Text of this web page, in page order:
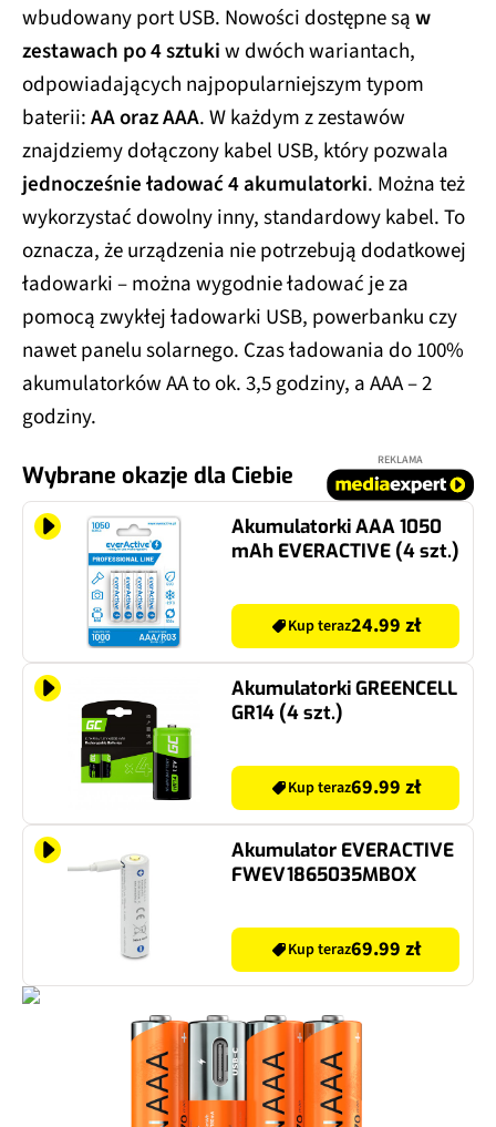
wbudowany port USB. Nowości dostępne sąw
zestawach po 4 sztukiw dwóch wariantach,
odpowiadających najpopularniejszym typom
baterii:AA oraz AAA. W każdym z zestawów
znajdziemy dołączony kabel USB, który pozwala
jednocześnie ładować 4 akumulatorki. Można też
wykorzystać dowolny inny, standardowy kabel. To
oznacza, że urządzenia nie potrzebują dodatkowej
ładowarki – można wygodnie ładować je za
pomocą zwykłej ładowarki USB, powerbanku czy
nawet panelu solarnego. Czas ładowania do 100%
akumulatorków AA to ok. 3,5 godziny, a AAA – 2
godziny.
Wybrane okazje dla Ciebie
REKLAMA
Akumulatorki AAA 1050
mAh EVERACTIVE (4 szt.)
Kup teraz24.99 zł
Akumulatorki GREENCELL
GR14 (4 szt.)
Kup teraz69.99 zł
Akumulator EVERACTIVE
FWEV1865035MBOX
Kup teraz69.99 zł